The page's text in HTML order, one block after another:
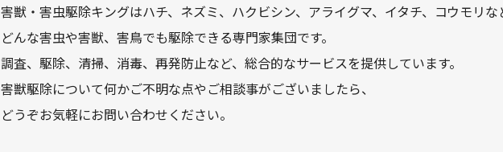
害獣・害虫駆除キングはハチ、ネズミ、ハクビシン、アライグマ、イタチ、コウモリな
どんな害虫や害獣、害鳥でも駆除できる専門家集団です。
調査、駆除、清掃、消毒、再発防止など、総合的なサービスを提供しています。
害獣駆除について何かご不明な点やご相談事がございましたら、
どうぞお気軽にお問い合わせください。